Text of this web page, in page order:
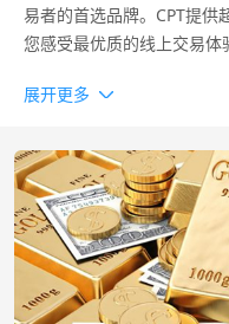
易者的首选品牌。CPT提供
您感受最优质的线上交易
益。
展开更多